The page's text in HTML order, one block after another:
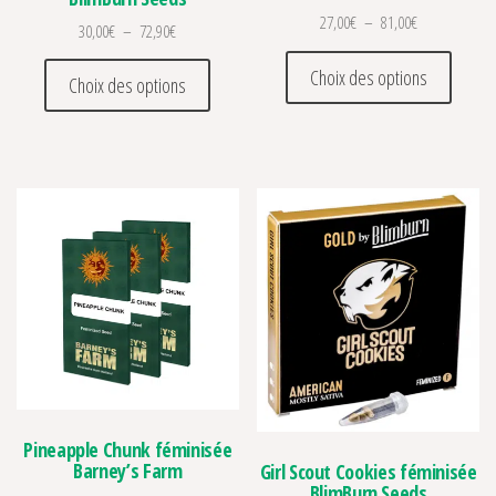
30,00€ – 72,90€Plage de prix : 30,00€ à 72,90€
Choix des options
Ce produit a plusieurs variations. Les
27,00€ – 81,00€Plage de prix
Choix des options
Ce
Pineapple Chunk féminisée
Barney’s Farm Girl Scout Cookies féminisée